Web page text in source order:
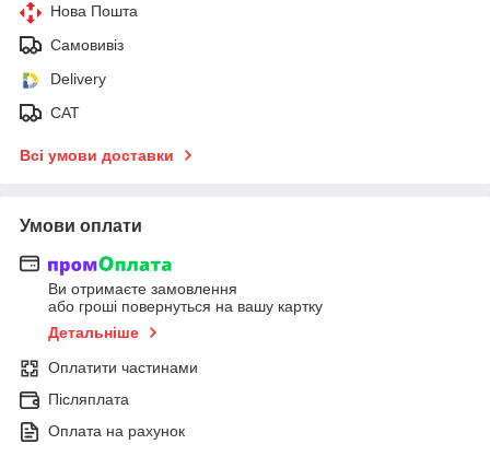
Нова Пошта
Самовивіз
Delivery
САТ
Всі умови доставки
Умови оплати
Ви отримаєте замовлення
або гроші повернуться на вашу картку
Детальніше
Оплатити частинами
Післяплата
Оплата на рахунок